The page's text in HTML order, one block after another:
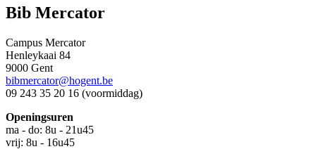
Bib Mercator
Campus Mercator
Henleykaai 84
9000 Gent
bibmercator@hogent.be
09 243 35 20 16 (voormiddag)
Openingsuren
ma - do: 8u - 21u45
vrij: 8u - 16u45